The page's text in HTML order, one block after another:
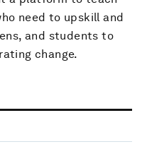
need to upskill and
and students to
change.